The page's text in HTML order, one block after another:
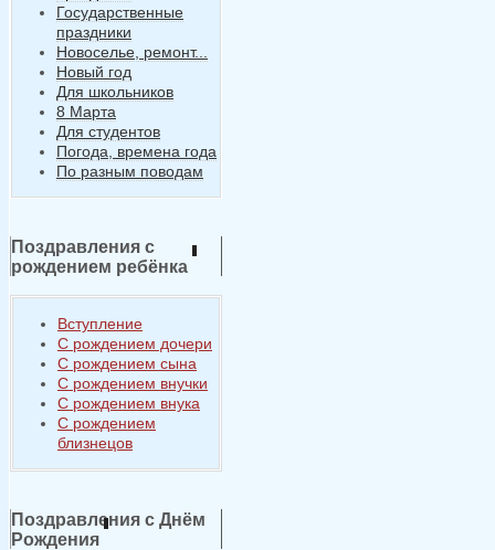
Государственные
праздники
Новоселье, ремонт...
Новый год
Для школьников
8 Марта
Для студентов
Погода, времена года
По разным поводам
Поздравления с
рождением ребёнка
Вступление
С рождением дочери
С рождением сына
С рождением внучки
С рождением внука
С рождением
близнецов
Поздравления с Днём
Рождения